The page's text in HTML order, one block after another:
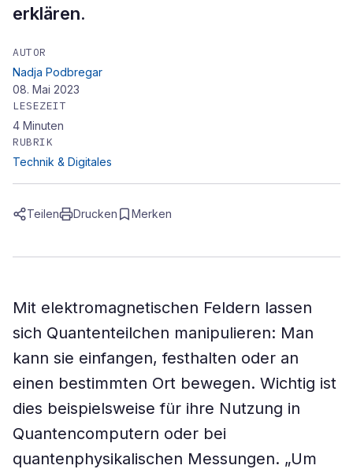
erklären.
AUTOR
Nadja Podbregar
08. Mai 2023
LESEZEIT
4 Minuten
RUBRIK
Technik & Digitales
Teilen Drucken Merken
Mit elektromagnetischen Feldern lassen
sich Quantenteilchen manipulieren: Man
kann sie einfangen, festhalten oder an
einen bestimmten Ort bewegen. Wichtig ist
dies beispielsweise für ihre Nutzung in
Quantencomputern oder bei
quantenphysikalischen Messungen. „Um